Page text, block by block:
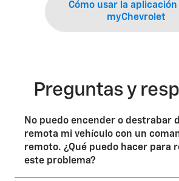
Cómo usar la aplicación
myChevrolet
Preguntas y
No puedo encender o destrabar
remota mi vehículo con un
remoto. ¿Qué puedo hacer para
este problema?